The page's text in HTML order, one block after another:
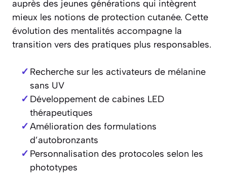
auprès des jeunes générations qui intègrent
mieux les notions de protection cutanée. Cette
évolution des mentalités accompagne la
transition vers des pratiques plus responsables.
Recherche sur les activateurs de mélanine
sans UV
Développement de cabines LED
thérapeutiques
Amélioration des formulations
d’autobronzants
Personnalisation des protocoles selon les
phototypes